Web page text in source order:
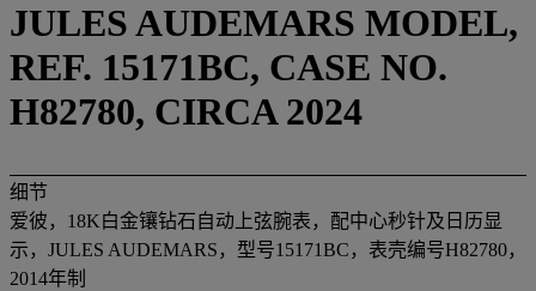
JULES AUDEMARS MODEL,
REF. 15171BC, CASE NO.
H82780, CIRCA 2024
细节
爱彼，18K白金镶钻石自动上弦腕表，配中心秒针及日历显
示，JULES AUDEMARS，型号15171BC，表壳编号H82780，
2014年制